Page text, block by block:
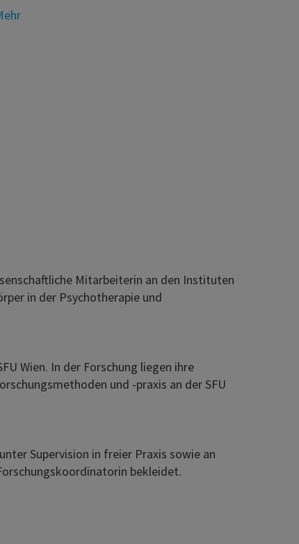
Mitarbeiterin an den Instituten
in der Psychotherapie und
Wien. In der Forschung liegen ihre
und -praxis an der SFU
Supervision in freier Praxis sowie an
bekleidet.